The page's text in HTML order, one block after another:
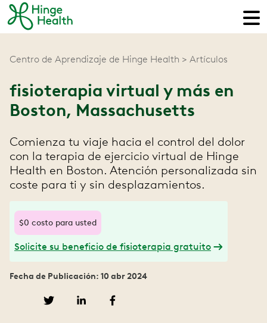
Centro de Aprendizaje de Hinge Health Artículos
fisioterapia virtual y más en
Boston, Massachusetts
Comienza tu viaje hacia el control del dolor
con la terapia de ejercicio virtual de Hinge
Health en Boston. Atención personalizada sin
coste para ti y sin desplazamientos.
$0 costo para usted
Solicite su beneficio de fisioterapia gratuito
Fecha de Publicación: 10 abr 2024